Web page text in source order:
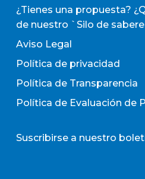
¿Tienes una propuesta?
de nuestro `Silo de
Aviso Legal
Política de privacidad
Política de Transparencia
Política de Evaluación de
Suscribirse a nuestro